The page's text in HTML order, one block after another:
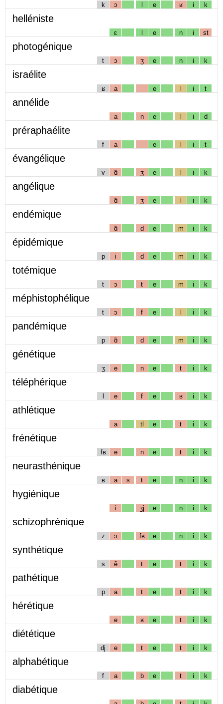
k ɔ l e ʁ i k
helléniste
ɛ l e n i st
photogénique
t ɔ ʒ e n i k
israélite
ʁ a e l i t
annélide
a n e l i d
préraphaélite
f a e l i t
évangélique
v ɑ̃ ʒ e l i k
angélique
ɑ̃ ʒ e l i k
endémique
ɑ̃ d e m i k
épidémique
p i d e m i k
totémique
t ɔ t e m i k
méphistophélique
t ɔ f e l i k
pandémique
p ɑ̃ d e m i k
génétique
ʒ e n e t i k
téléphérique
l e f e ʁ i k
athlétique
a tl e t i k
frénétique
fʁ e n e t i k
neurasthénique
ʁ a s t e n i k
hygiénique
i ʒj e n i k
schizophrénique
z ɔ fʁ e n i k
synthétique
s ẽ t e t i k
pathétique
p a t e t i k
hérétique
e ʁ e t i k
diététique
dj e t e t i k
alphabétique
f a b e t i k
diabétique